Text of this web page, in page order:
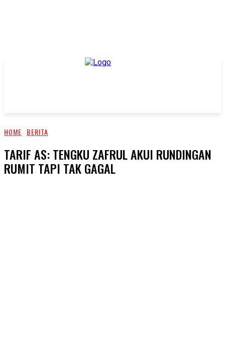
HOME BERITA
TARIF AS: TENGKU ZAFRUL AKUI RUNDINGAN
RUMIT TAPI TAK GAGAL